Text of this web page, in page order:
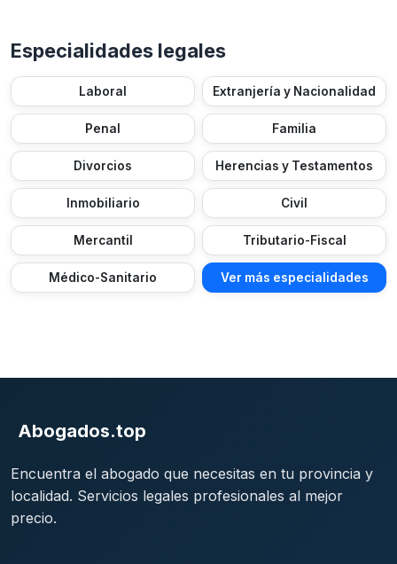
Especialidades legales
Laboral Extranjería y Nacionalidad
Penal Familia
Divorcios Herencias y Testamentos
Inmobiliario Civil
Mercantil Tributario-Fiscal
Médico-Sanitario Ver más especialidades
Abogados.top
Encuentra el abogado que necesitas en tu provincia y
localidad. Servicios legales profesionales al mejor
precio.